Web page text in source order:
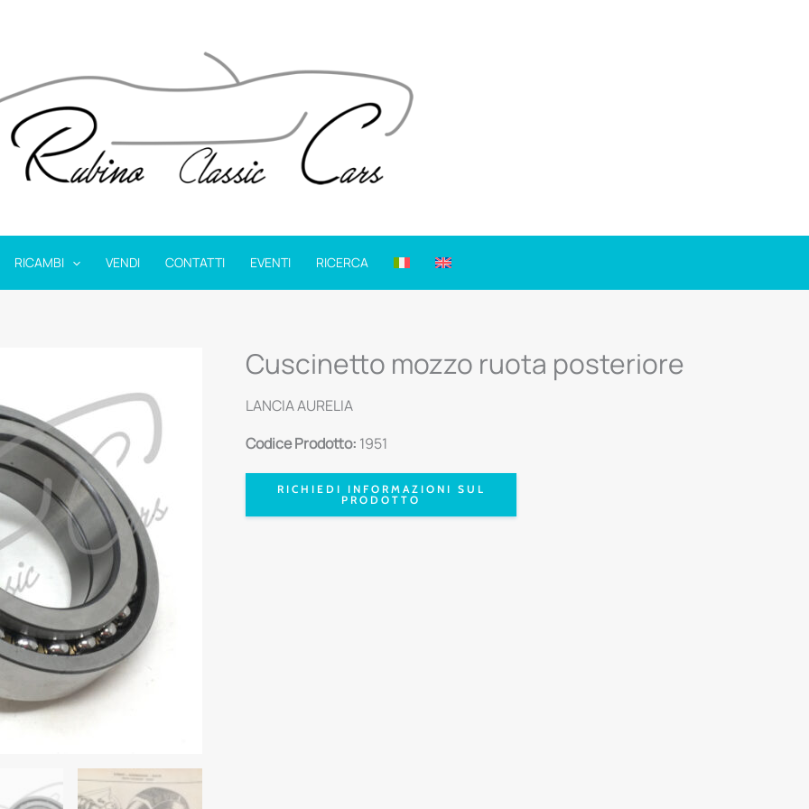
RICAMBI VENDI CONTATTI EVENTI RICERCA
Cuscinetto mozzo ruota posteriore
LANCIA AURELIA
Codice Prodotto: 1951
RICHIEDI INFORMAZIONI SUL
PRODOTTO